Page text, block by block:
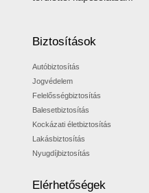
Biztosítások
Autóbiztosítás
Jogvédelem
Felelősségbiztosítás
Balesetbiztosítás
Kockázati életbiztosítás
Lakásbiztosítás
Nyugdíjbiztosítás
Elérhetőségek